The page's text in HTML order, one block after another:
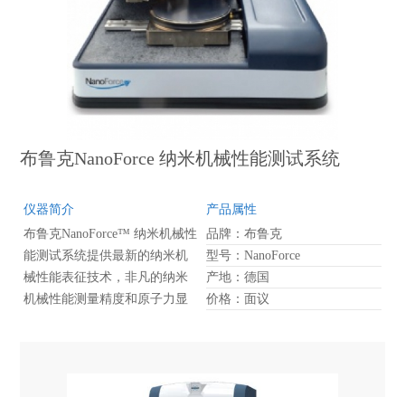
布鲁克NanoForce 纳米机械性能测试系统
仪器简介
布鲁克NanoForce™ 纳米机械性
能测试系统提供最新的纳米机
械性能表征技术，非凡的纳米
机械性能测量精度和原子力显
产品属性
品牌：布鲁克
型号：NanoForce
产地：德国
价格：面议